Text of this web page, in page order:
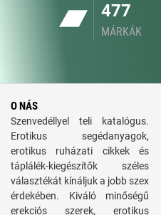
477
MÁRKÁK
O NÁS
Szenvedéllyel teli katalógus.
Erotikus segédanyagok,
erotikus ruházati cikkek és
táplálék-kiegészítők széles
választékát kínáljuk a jobb szex
érdekében. Kiváló minőségű
erekciós szerek, erotikus